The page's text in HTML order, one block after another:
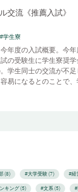
交流《推薦入試》
#学生寮
年度の入試概要。今
の受験生に学生寮奨
学生同士の交流が不
易になるとのことで、
(8) #大学受験 (7) #経
キング (5) #文系 (5) #